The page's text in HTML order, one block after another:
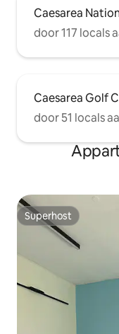
Caesarea
door 117 locals
Caesarea Golf
door 51 locals
Superhost
Superhost